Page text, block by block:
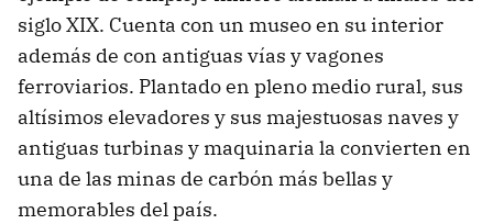
siglo XIX. Cuenta con un museo en su interior
además de con antiguas vías y vagones
ferroviarios. Plantado en pleno medio rural, sus
altísimos elevadores y sus majestuosas naves y
antiguas turbinas y maquinaria la convierten en
una de las minas de carbón más bellas y
memorables del país.